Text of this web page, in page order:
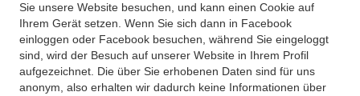
Sie unsere Website besuchen, und kann einen Cookie auf
Ihrem Gerät setzen. Wenn Sie sich dann in Facebook
einloggen oder Facebook besuchen, während Sie eingeloggt
sind, wird der Besuch auf unserer Website in Ihrem Profil
aufgezeichnet. Die über Sie erhobenen Daten sind für uns
anonym, also erhalten wir dadurch keine Informationen über